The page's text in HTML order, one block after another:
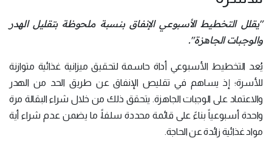
"يقلل التخطيط الأسبوعي الإنفاق بنسبة ملحوظة بتقليل الهدر
والوجبات الجاهزة".
يُعد التخطيط الأسبوعي أداة حاسمة لتحقيق ميزانية غذائية متوازنة
للأسرة؛ إذ يساهم في تقليص الإنفاق عن طريق الحد من الهدر
والاعتماد على الوجبات الجاهزة. يتحقق ذلك من خلال شراء البقالة مرة
واحدة أسبوعياً بناءً على قائمة محددة سلفاً، ما يضمن عدم شراء أية
مواد غذائية زائدة عن الحاجة.